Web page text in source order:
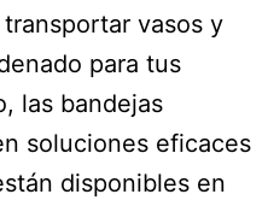
vasos y
para tus
las bandejas
soluciones eficaces
disponibles en